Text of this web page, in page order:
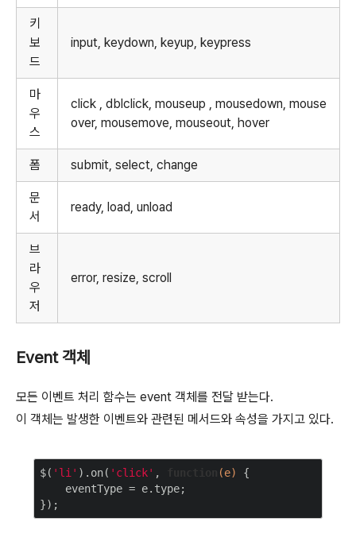
키
보
드
input, keydown, keyup, keypress
마
우
스
click , dblclick, mouseup , mousedown, mouse
over, mousemove, mouseout, hover
폼 submit, select, change
문
서
ready, load, unload
브
라
우
저
error, resize, scroll
Event 객체
모든 이벤트 처리 함수는 event 객체를 전달 받는다.
이 객체는 발생한 이벤트와 관련된 메서드와 속성을 가지고 있다.
$( 'li' ).on( 'click' , (e)
{
    eventType = e.type;